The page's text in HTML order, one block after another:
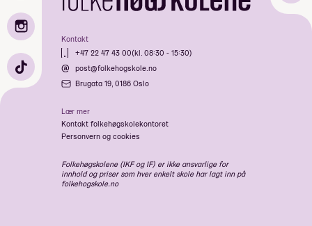
Kontakt
+47 22 47 43 00(kl. 08:30 - 15:30)
post@folkehogskole.no
Brugata 19, 0186 Oslo
Lær mer
Kontakt folkehøgskolekontoret
Personvern og cookies
Folkehøgskolene (IKF og IF) er ikke ansvarlige for
innhold og priser som hver enkelt skole har lagt inn på
folkehogskole.no